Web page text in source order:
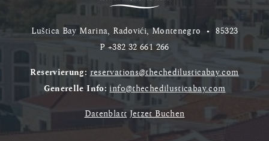
Luštica Bay Marina, Radovići, Montenegro •85323
P +382 32 661 266
Reservierung: reservations@thechedilusticabay.com
Generelle Info: info@thechedilusticabay.com
Datenblatt Jetzet Buchen